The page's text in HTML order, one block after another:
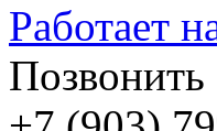
Работает
Позвонить